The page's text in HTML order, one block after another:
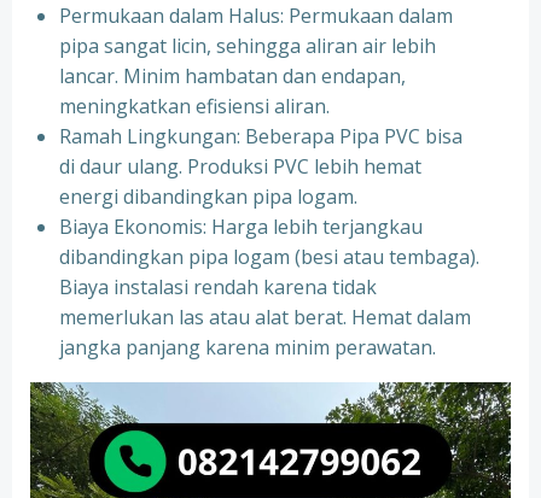
Permukaan dalam Halus: Permukaan dalam
pipa sangat licin, sehingga aliran air lebih
lancar. Minim hambatan dan endapan,
meningkatkan efisiensi aliran.
Ramah Lingkungan: Beberapa Pipa PVC bisa
di daur ulang. Produksi PVC lebih hemat
energi dibandingkan pipa logam.
Biaya Ekonomis: Harga lebih terjangkau
dibandingkan pipa logam (besi atau tembaga).
Biaya instalasi rendah karena tidak
memerlukan las atau alat berat. Hemat dalam
jangka panjang karena minim perawatan.